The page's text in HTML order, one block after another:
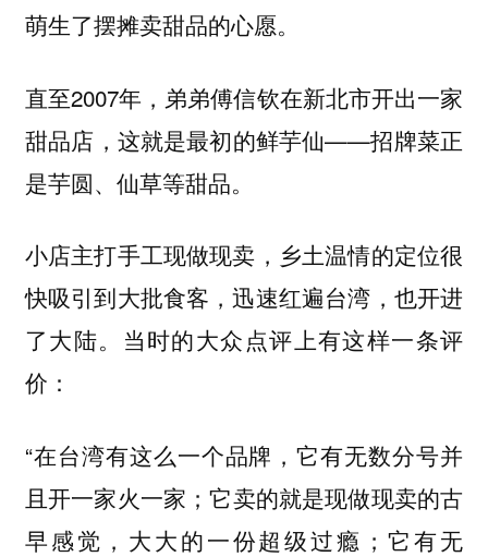
萌生了摆摊卖甜品的心愿。
直至2007年，弟弟傅信钦在新北市开出一家
甜品店，这就是最初的鲜芋仙——招牌菜正
是芋圆、仙草等甜品。
小店主打手工现做现卖，乡土温情的定位很
快吸引到大批食客，迅速红遍台湾，也开进
了大陆。当时的大众点评上有这样一条评
价：
“在台湾有这么一个品牌，它有无数分号并
且开一家火一家；它卖的就是现做现卖的古
早感觉，大大的一份超级过瘾；它有无